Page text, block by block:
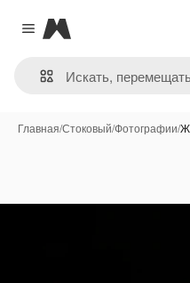
Close menu
Magnific
Главная/Стоковый/Фотографии/